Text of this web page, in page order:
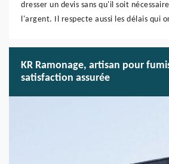
dresser un devis sans qu'il soit
l'argent. Il respecte aussi les délais qui
KR Ramonage, artisan pour
satisfaction assurée